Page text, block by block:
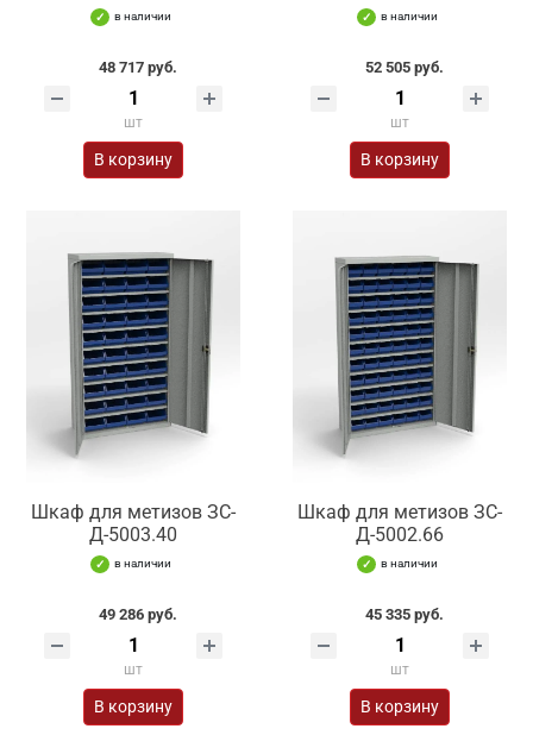
в наличии
48 717 руб.
шт
В корзину
в наличии
52 505 руб.
шт
В корзину
Шкаф для метизов ЗС-
Д-5003.40
в наличии
49 286 руб.
шт
В корзину
Шкаф для метизов ЗС-
Д-5002.66
в наличии
45 335 руб.
шт
В корзину